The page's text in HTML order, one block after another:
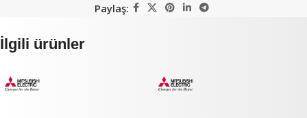
Paylaş:
İlgili ürünler